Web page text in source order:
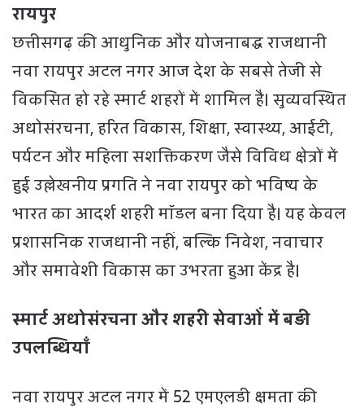
रायपुर
छत्तीसगढ़ की आधुनिक और योजनाबद्ध राजधानी
नवा रायपुर अटल नगर आज देश के सबसे तेजी से
विकसित हो रहे स्मार्ट शहरों में शामिल है। सुव्यवस्थित
अधोसंरचना, हरित विकास, शिक्षा, स्वास्थ्य, आईटी,
पर्यटन और महिला सशक्तिकरण जैसे विविध क्षेत्रों में
हुई उल्लेखनीय प्रगति ने नवा रायपुर को भविष्य के
भारत का आदर्श शहरी मॉडल बना दिया है। यह केवल
प्रशासनिक राजधानी नहीं, बल्कि निवेश, नवाचार
और समावेशी विकास का उभरता हुआ केंद्र है।
स्मार्ट अधोसंरचना और शहरी सेवाओं में बड़ी
उपलब्धियाँ
नवा रायपुर अटल नगर में 52 एमएलडी क्षमता की